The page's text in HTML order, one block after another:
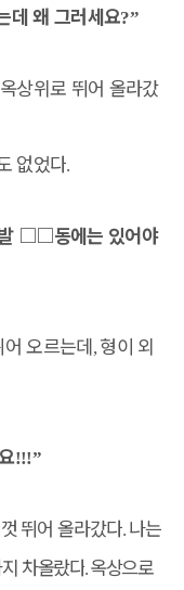
데 왜 그러세요?”
상위로 뛰어 올라갔
없었다.
□□동에는 있어야
오르는데, 형이 외
!!!”
뛰어 올라갔다. 나는
차올랐다.옥상으로